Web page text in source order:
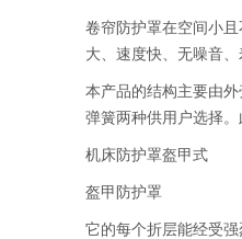
卷帘防护罩在空间小
大、速度快、无噪音
本产品的结构主要由
弹簧两种供用户选择
机床防护罩盔甲式
盔甲防护罩
它的每个折层能经受